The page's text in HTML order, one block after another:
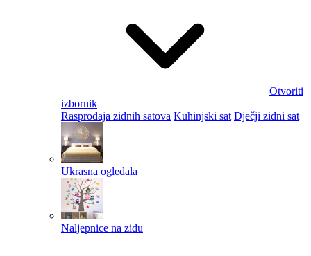
Otvoriti
izbornik
Rasprodaja zidnih satova Kuhinjski sat Dječji zidni sat
Ukrasna ogledala
Naljepnice na zidu